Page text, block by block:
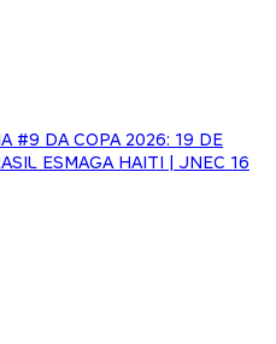
#9 DA COPA 2026: 19 DE
ESMAGA HAITI | JNEC 16